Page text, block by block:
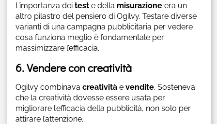
L’importanza dei test e della misurazione era un
altro pilastro del pensiero di Ogilvy. Testare diverse
varianti di una campagna pubblicitaria per vedere
cosa funziona meglio è fondamentale per
massimizzare l’efficacia.
6. Vendere con creatività
Ogilvy combinava creatività e vendite. Sosteneva
che la creatività dovesse essere usata per
migliorare l’efficacia della pubblicità, non solo per
attirare l’attenzione.